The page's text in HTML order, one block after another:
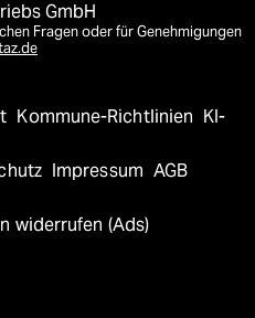
GmbH
Fragen oder für Genehmigungen
Kommune-Richtlinien KI-
Impressum AGB
widerrufen (Ads)